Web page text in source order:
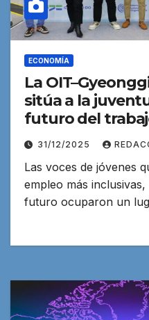
ECONOMÍA
La
sitúa a la
futuro del
31/12/2025
Las voces de jóvenes
empleo más
futuro ocuparon un